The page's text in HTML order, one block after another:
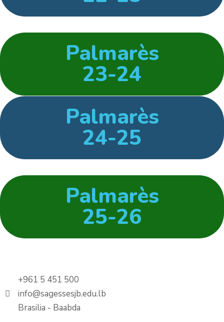
Palmarès
23-24
Palmarès
24-25
Palmarès
25-26
+961 5 451 500
info@sagessesjb.edu.lb
Brasilia - Baabda